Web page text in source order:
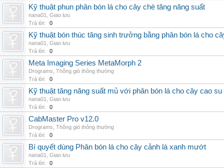
Kỹ thuật phun phân bón lá cho cây chè tăng năng suất
nana01
Giao lưu
Trả lời:
0
Kỹ thuật bón thúc tăng sinh trưởng bằng phân bón lá cho
nana01
Giao lưu
Trả lời:
0
Meta Imaging Series MetaMorph 2
Drograms Thông gió thông thường
Trả lời:
0
Kỹ thuật tăng năng suất mủ với phân bón lá cho cây cao su
nana01
Giao lưu
Trả lời:
0
CabMaster Pro v12.0
Drograms Thông gió thông thường
Trả lời:
0
Bí quyết dùng Phân bón lá cho cây cảnh lá xanh mướt
nana01
Giao lưu
Trả lời:
0